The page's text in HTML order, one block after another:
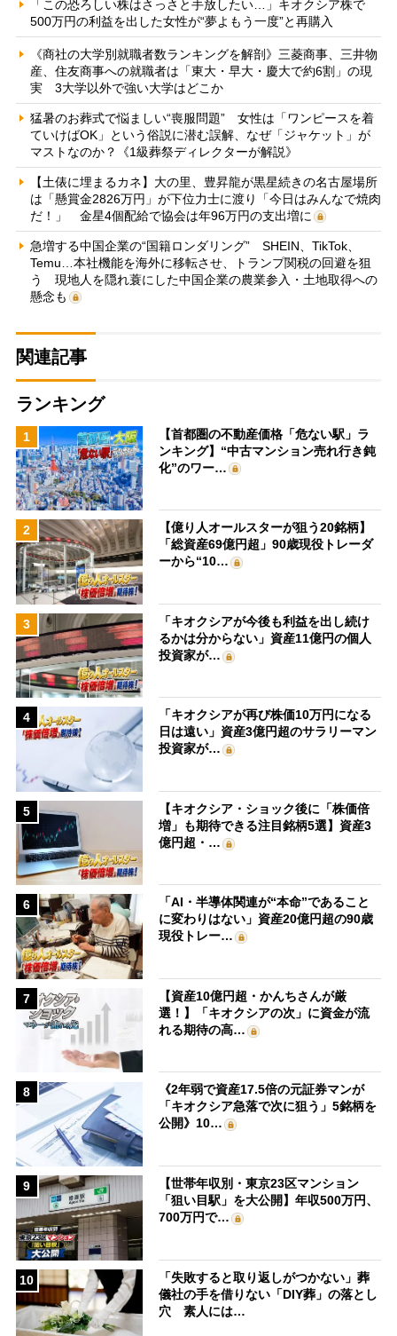
「この恐ろしい株はさっさと手放したい…」キオクシア株で
500万円の利益を出した女性が“夢よもう一度”と再購入
《商社の大学別就職者数ランキングを解剖》三菱商事、三井物
産、住友商事への就職者は「東大・早大・慶大で約6割」の現
実 3大学以外で強い大学はどこか
猛暑のお葬式で悩ましい“喪服問題” 女性は「ワンピースを着
ていけばOK」という俗説に潜む誤解、なぜ「ジャケット」が
マストなのか？《1級葬祭ディレクターが解説》
【土俵に埋まるカネ】大の里、豊昇龍が黒星続きの名古屋場所
は「懸賞金2826万円」が下位力士に渡り「今日はみんなで焼肉
だ！」 金星4個配給で協会は年96万円の支出増に
急増する中国企業の“国籍ロンダリング” SHEIN、TikTok、
Temu…本社機能を海外に移転させ、トランプ関税の回避を狙
う 現地人を隠れ蓑にした中国企業の農業参入・土地取得への
懸念も
関連記事
ランキング
1
【首都圏の不動産価格「危ない駅」ラ
ンキング】“中古マンション売れ行き鈍
化”のワー…
2
【億り人オールスターが狙う20銘柄】
「総資産69億円超」90歳現役トレーダ
ーから“10…
3
「キオクシアが今後も利益を出し続け
るかは分からない」資産11億円の個人
投資家が…
4
「キオクシアが再び株価10万円になる
日は遠い」資産3億円超のサラリーマン
投資家が…
5
【キオクシア・ショック後に「株価倍
増」も期待できる注目銘柄5選】資産3
億円超・…
6
「AI・半導体関連が“本命”であること
に変わりはない」資産20億円超の90歳
現役トレー…
7
【資産10億円超・かんちさんが厳
選！】「キオクシアの次」に資金が流
れる期待の高…
8
《2年弱で資産17.5倍の元証券マンが
「キオクシア急落で次に狙う」5銘柄を
公開》10…
9
【世帯年収別・東京23区マンション
「狙い目駅」を大公開】年収500万円、
700万円で…
10
「失敗すると取り返しがつかない」葬
儀社の手を借りない「DIY葬」の落とし
穴 素人には…